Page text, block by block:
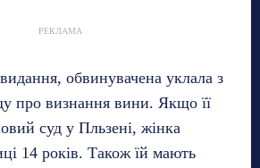
РЕКЛАМА
обвинувачена уклала з
про визнання вини. Якщо її
суд у Пльзені, жінка
14 років. Також їй мають